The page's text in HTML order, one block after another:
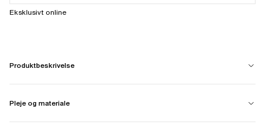
Eksklusivt online
Produktbeskrivelse
Pleje og materiale